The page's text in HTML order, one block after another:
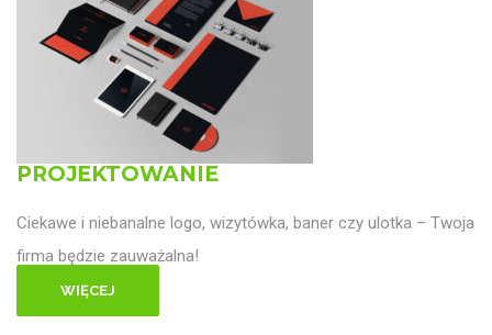
PROJEKTOWANIE
Ciekawe i niebanalne logo, wizytówka, baner czy ulotka – Twoja
firma będzie zauważalna!
WIĘCEJ